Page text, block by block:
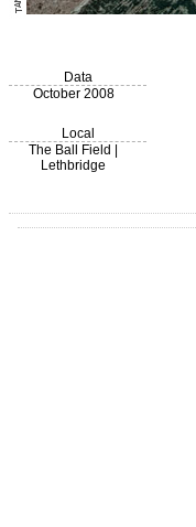
Data
October 2008
Local
The Ball Field |
Lethbridge